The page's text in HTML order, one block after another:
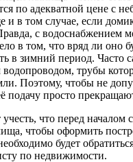
по адекватной цене с
и в том случае, если
с водоснабжением
в том, что вряд ли оно
в зимний период. Часто
трубы
Поэтому, чтобы не
подачу просто
что перед началом
чтобы оформить
будет
по недвижимости.